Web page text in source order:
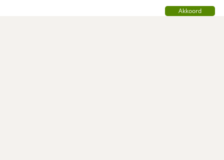
Akkoord